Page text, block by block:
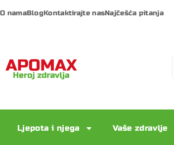
O namaBlogKontaktirajte nasNajčešća pitanja
Ljepota i njega Vaše zdravlje